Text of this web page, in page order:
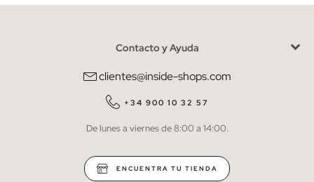
He leído y entiendo lapolítica de privacidad
QUIERO SUSCRIBIRME
* Puedes cancelar la suscripción en cualquier momento.
Contacto y Ayuda
clientes@inside-shops.com
+34 900 10 32 57
De lunes a viernes de 8:00 a 14:00.
ENCUENTRA TU TIENDA